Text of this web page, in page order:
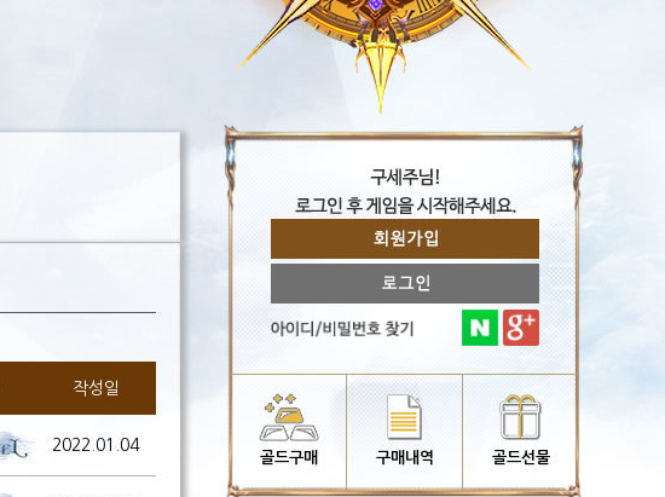
골드구매 구매내역 골드선물
작성일
2022.01.04